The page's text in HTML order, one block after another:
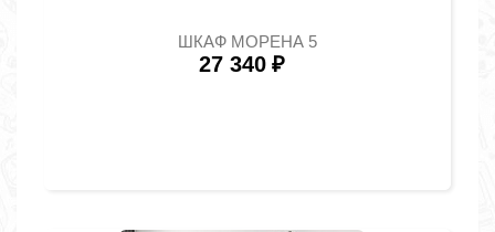
ШКАФ МОРЕНА 5
27 340 ₽